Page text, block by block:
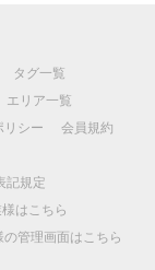
タグ一覧
エリア一覧
リシー
会員規約
記規定
はこちら
の管理画面はこちら